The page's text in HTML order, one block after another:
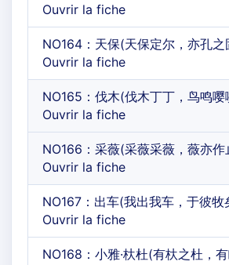
Ouvrir la fiche
NO164：天保(天保定尔，亦孔之
Ouvrir la fiche
NO165：伐木(伐木丁丁，鸟鸣嘤
Ouvrir la fiche
NO166：采薇(采薇采薇，薇亦作
Ouvrir la fiche
NO167：出车(我出我车，于彼牧
Ouvrir la fiche
NO168：小雅·杕杜(有杕之杜，